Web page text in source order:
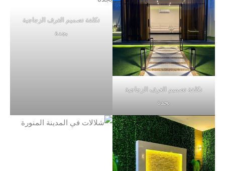
تكلفة تصميم الغرف الزجاجية
بجدة
تكلفة تصميم الغرف الزجاجية
بجدة